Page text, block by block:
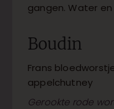
gangen. Water
Boudin
Frans
appelchutney
Gerookte rode